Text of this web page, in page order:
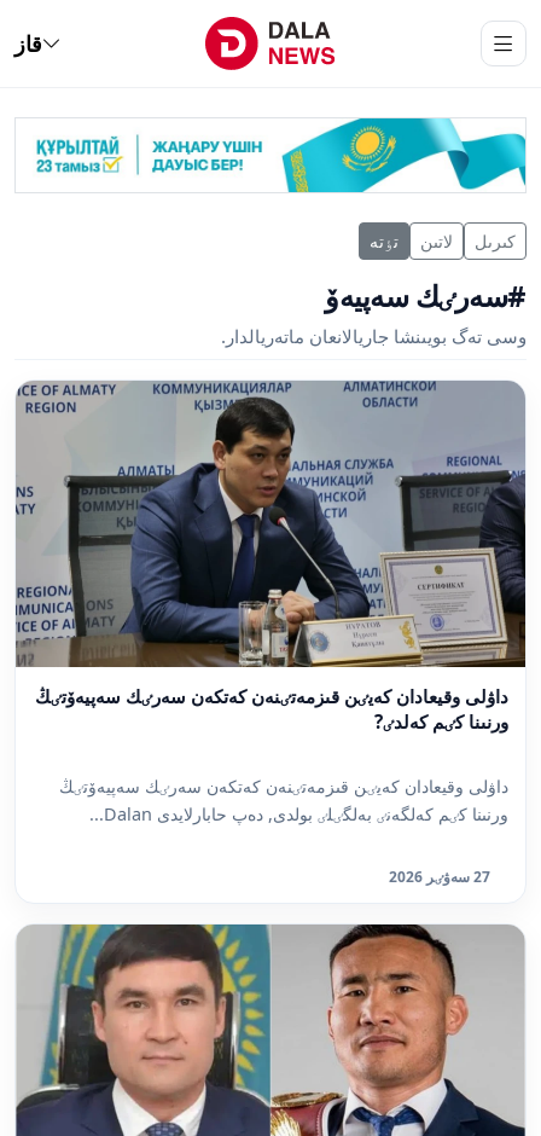
قاز
كىرىل لاتىن تٶتە
#سەرٸك سەپيەۆ
وسى تەگ بويىنشا جاريالانعان ماتەريالدار.
داۋلى وقيعادان كەيٸن قىزمەتٸنەن كەتكەن سەرٸك سەپيەۆتٸڭ
ورنىنا كٸم كەلدٸ?
داۋلى وقيعادان كەيٸن قىزمەتٸنەن كەتكەن سەرٸك سەپيەۆتٸڭ
ورنىنا كٸم كەلگەنٸ بەلگٸلٸ بولدى, دەپ حابارلايدى Dalan...
27 سەۋٸر 2026